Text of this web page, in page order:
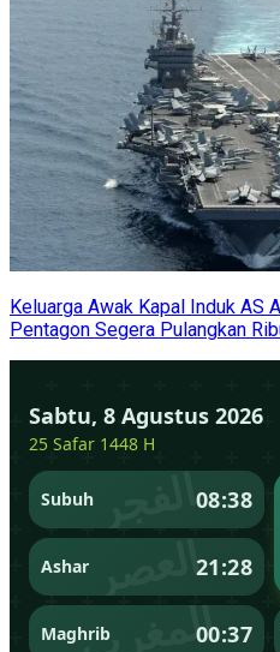
Keluarga Awak Kapal Induk AS
Pentagon Segera Pulangkan